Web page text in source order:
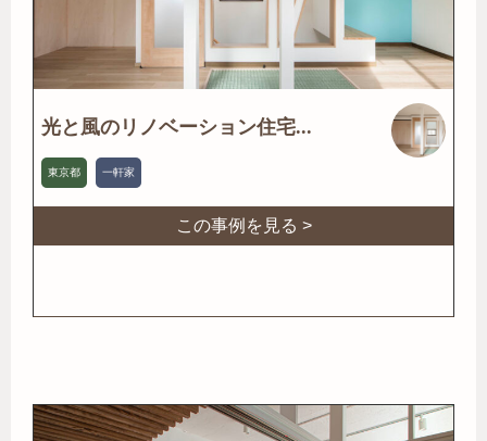
光と風のリノベーション住宅...
東京都 一軒家
この事例を見る >